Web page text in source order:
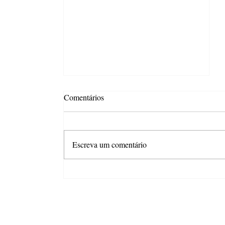
Comentários
Escreva um comentário